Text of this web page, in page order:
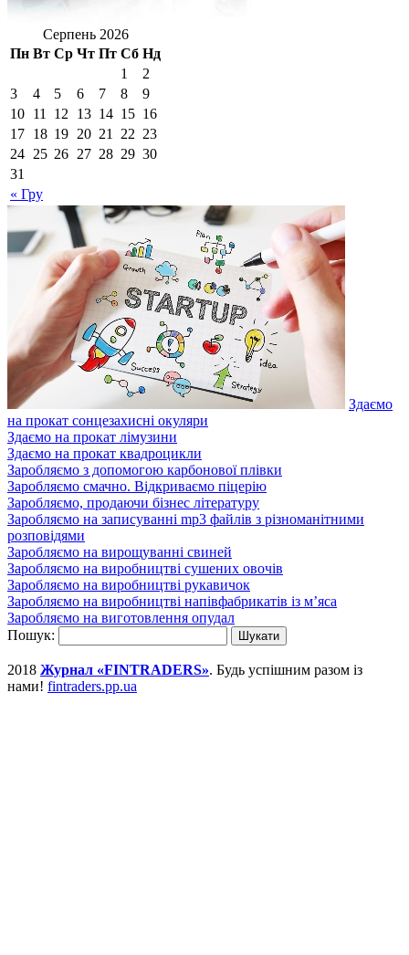
Серпень 2026
Пн Вт Ср Чт Пт Сб Нд
« Гру
1
2
3
4 5 6 7 8
9
10 11 12 13 14 15 16
17 18 19 20 21 22 23
24 25 26 27 28 29 30
31
Здаємо
на прокат сонцезахисні окуляри
Здаємо на прокат лімузини
Здаємо на прокат квадроцикли
Заробляємо з допомогою карбонової плівки
Заробляємо смачно. Відкриваємо піцерію
Заробляємо, продаючи бізнес літературу
Заробляємо на записуванні mp3 файлів з різноманітними
розповідями
Заробляємо на вирощуванні свиней
Заробляємо на виробництві сушених овочів
Заробляємо на виробництві рукавичок
Заробляємо на виробництві напівфабрикатів із м’яса
Заробляємо на виготовлення опудал
Пошук:
2018 Журнал «FINTRADERS». Будь успішним разом із
нами! fintraders.pp.ua